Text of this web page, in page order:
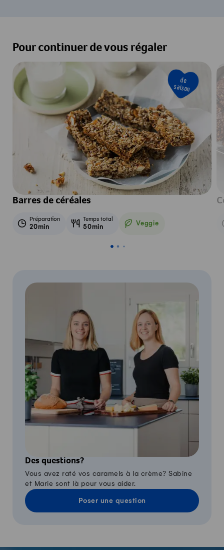
Pour continuer de vous régaler
de
saison
Barres de céréales
Préparation
20min
Temps total
50min Veggie
Veggie
Des questions?
Vous avez raté vos caramels à la crème? Sabine
et Marie sont là pour vous aider.
Poser une question